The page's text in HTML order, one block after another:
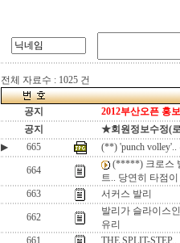
전체 자료수 : 1025 건
공지
2012부산오픈 홍
공지
★회원정보수정(
▶
665 (**) 'punch
664
(*****) 크로스
트.. 당연히 타점
663
서커스 발리
662
발리가 슬라이스
유리
661
THE SPLIT-